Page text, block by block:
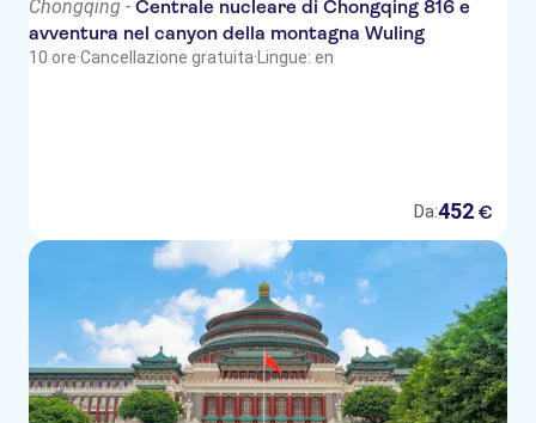
Chongqing - Centrale nucleare di Chongqing 816 e
avventura nel canyon della montagna Wuling
10 ore·Cancellazione gratuita· Lingue: en
Da:452 €